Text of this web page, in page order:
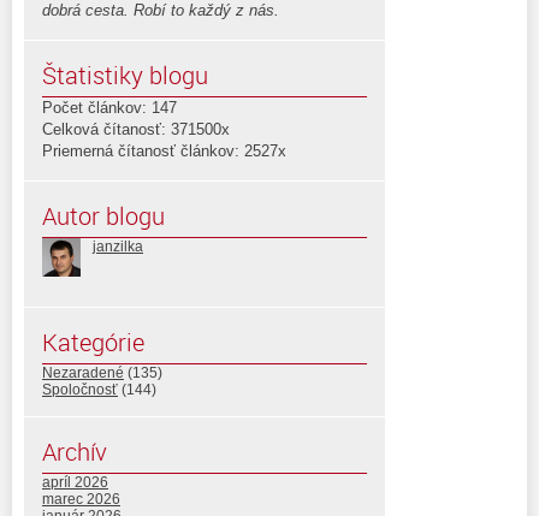
dobrá cesta. Robí to každý z nás.
Štatistiky blogu
Počet článkov: 147
Celková čítanosť: 371500x
Priemerná čítanosť článkov: 2527x
Autor blogu
janzilka
Kategórie
Nezaradené (135)
Spoločnosť (144)
Archív
apríl 2026
marec 2026